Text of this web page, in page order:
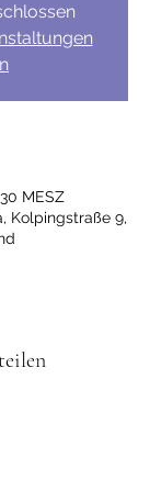
MESZ
Kolpingstraße 9,